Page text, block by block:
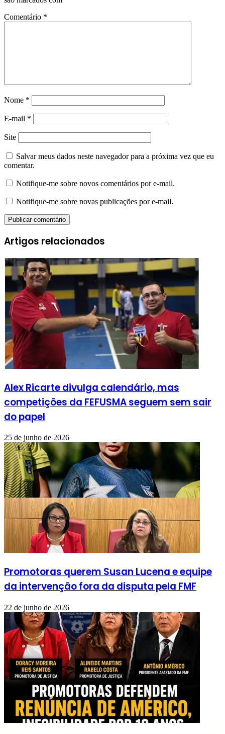
Comentário *
Nome *
E-mail *
Site
Salvar meus dados neste navegador para a próxima vez que eu
comentar.
Notifique-me sobre novos comentários por e-mail.
Notifique-me sobre novas publicações por e-mail.
Artigos relacionados
Alex Ricarte divulga calendário, mas
competições da FEFUSMA seguem sem sair
do papel
25 de junho de 2026
Promotoras querem Susan Lucena e equipe
da intervenção fora da disputa pela FMF
22 de junho de 2026